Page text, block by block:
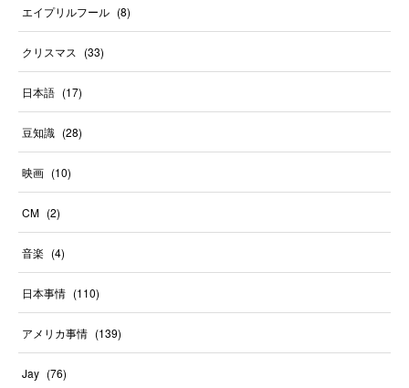
エイプリルフール (8)
クリスマス (33)
日本語 (17)
豆知識 (28)
映画 (10)
CM (2)
音楽 (4)
日本事情 (110)
アメリカ事情 (139)
Jay (76)